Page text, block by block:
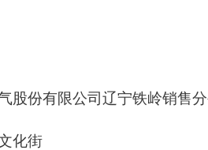
股份有限公司辽宁铁岭销售分
化街